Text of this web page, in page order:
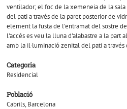
ventilador; el foc de la xemeneia de la sala
del pati a través de la paret posterior de
element la fusta de l'entramat del sostre
l'accés es veu la lluna d'alabastre a la part
amb la il·luminació zenital del pati a través
Categoria
Residencial
Població
Cabrils, Barcelona